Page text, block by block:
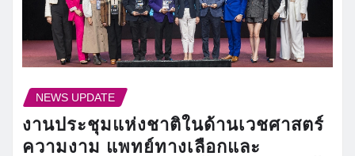
NEWS UPDATE
งานประชุมแห่งชาติในด้านเวชศาสตร์
ความงาม แพทย์ทางเลือกและ